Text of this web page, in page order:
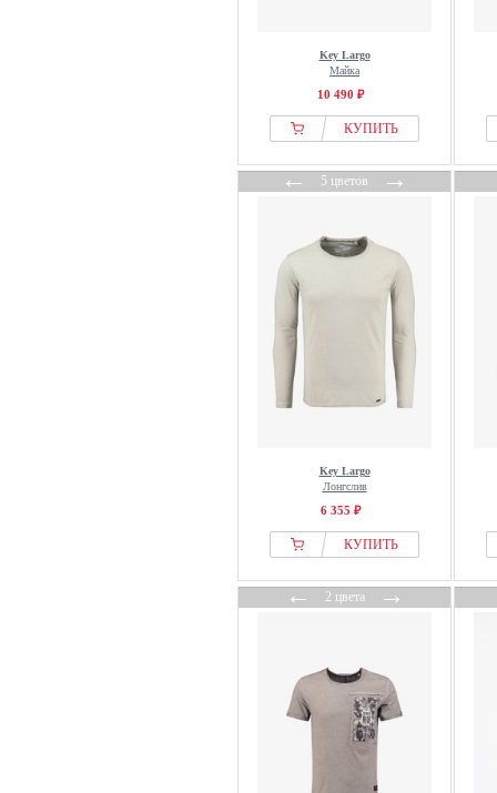
Key Largo
Майка
10 490 ₽
КУПИТЬ
←5 цветов→
Key Largo
Лонгслив
6 355 ₽
КУПИТЬ
←2 цвета→